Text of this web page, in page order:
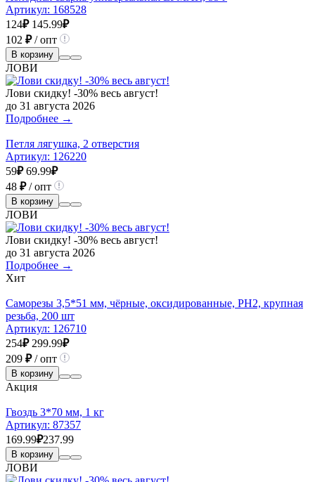
Артикул: 168528
124₽ 145.99₽
102 ₽/ опт
В корзину
ЛОВИ
Лови скидку! -30% весь август!
до 31 августа 2026
Подробнее →
Петля лягушка, 2 отверстия
Артикул: 126220
59₽ 69.99₽
48 ₽/ опт
В корзину
ЛОВИ
Лови скидку! -30% весь август!
до 31 августа 2026
Подробнее →
Хит
Саморезы 3,5*51 мм, чёрные, оксидированные, РН2, крупная
резьба, 200 шт
Артикул: 126710
254₽ 299.99₽
209 ₽/ опт
В корзину
Акция
Гвоздь 3*70 мм, 1 кг
Артикул: 87357
169.99₽237.99
В корзину
ЛОВИ